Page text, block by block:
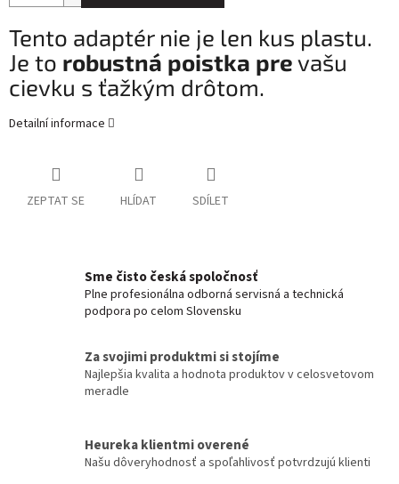
Tento adaptér nie je len kus plastu.
Je to robustná poistka prevašu
cievku s ťažkým drôtom.
Detailní informace
ZEPTAT SE HLÍDAT SDÍLET
Sme čisto česká spoločnosť
Plne profesionálna odborná servisná a technická
podpora po celom Slovensku
Za svojimi produktmi si stojíme
Najlepšia kvalita a hodnota produktov v celosvetovom
meradle
Heureka klientmi overené
Našu dôveryhodnosť a spoľahlivosť potvrdzujú klienti